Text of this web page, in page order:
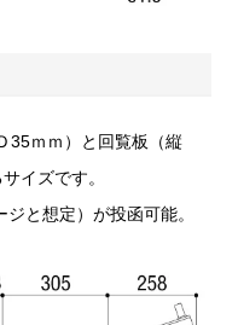
35ｍｍ）と回覧板（縦
イズです。
と想定）が投函可能。